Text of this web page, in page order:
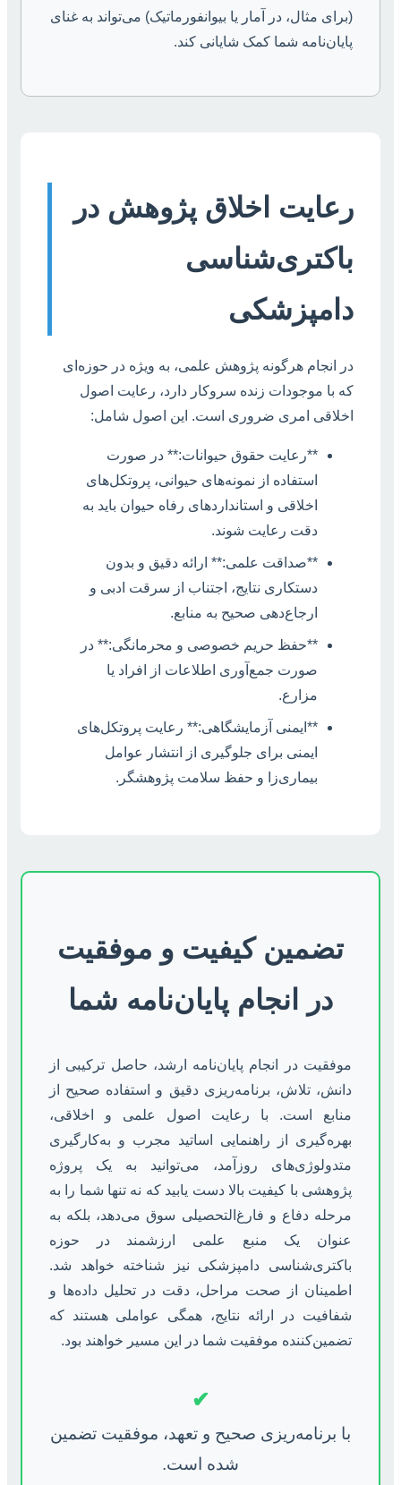
(برای مثال، در آمار یا بیوانفورماتیک) می‌تواند به غنای
پایان‌نامه شما کمک شایانی کند.
رعایت اخلاق پژوهش در
باکتری‌شناسی
دامپزشکی
در انجام هرگونه پژوهش علمی، به ویژه در حوزه‌ای
که با موجودات زنده سروکار دارد، رعایت اصول
اخلاقی امری ضروری است. این اصول شامل:
**رعایت حقوق حیوانات:** در صورت
استفاده از نمونه‌های حیوانی، پروتکل‌های
اخلاقی و استانداردهای رفاه حیوان باید به
دقت رعایت شوند.
**صداقت علمی:** ارائه دقیق و بدون
دستکاری نتایج، اجتناب از سرقت ادبی و
ارجاع‌دهی صحیح به منابع.
**حفظ حریم خصوصی و محرمانگی:** در
صورت جمع‌آوری اطلاعات از افراد یا
مزارع.
**ایمنی آزمایشگاهی:** رعایت پروتکل‌های
ایمنی برای جلوگیری از انتشار عوامل
بیماری‌زا و حفظ سلامت پژوهشگر.
تضمین کیفیت و موفقیت
در انجام پایان‌نامه شما
موفقیت در انجام پایان‌نامه ارشد، حاصل ترکیبی از
دانش، تلاش، برنامه‌ریزی دقیق و استفاده صحیح از
منابع است. با رعایت اصول علمی و اخلاقی،
بهره‌گیری از راهنمایی اساتید مجرب و به‌کارگیری
متدولوژی‌های روزآمد، می‌توانید به یک پروژه
پژوهشی با کیفیت بالا دست یابید که نه تنها شما را به
مرحله دفاع و فارغ‌التحصیلی سوق می‌دهد، بلکه به
عنوان یک منبع علمی ارزشمند در حوزه
باکتری‌شناسی دامپزشکی نیز شناخته خواهد شد.
اطمینان از صحت مراحل، دقت در تحلیل داده‌ها و
شفافیت در ارائه نتایج، همگی عواملی هستند که
تضمین‌کننده موفقیت شما در این مسیر خواهند بود.
✔
با برنامه‌ریزی صحیح و تعهد، موفقیت تضمین
شده است.